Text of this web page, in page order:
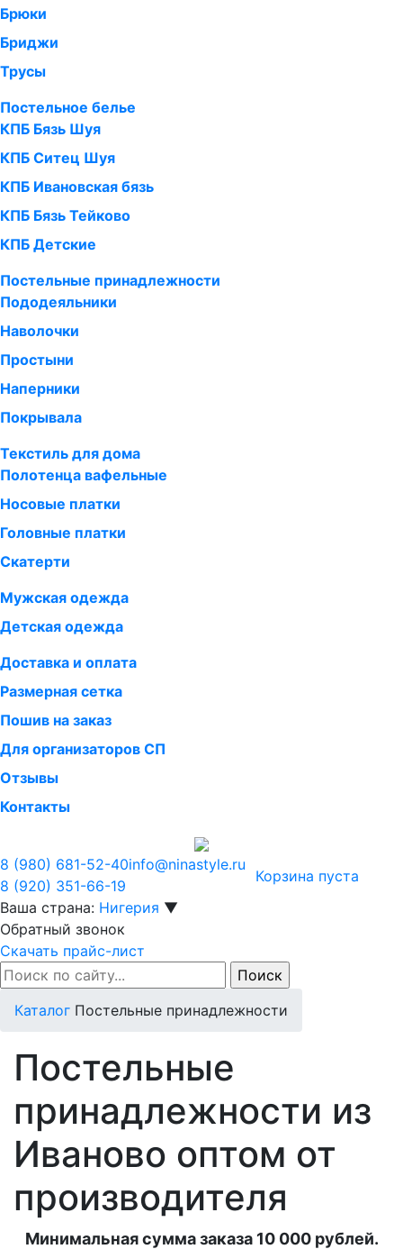
Брюки
Бриджи
Трусы
Постельное белье
КПБ Бязь Шуя
КПБ Ситец Шуя
КПБ Ивановская бязь
КПБ Бязь Тейково
КПБ Детские
Постельные принадлежности
Пододеяльники
Наволочки
Простыни
Наперники
Покрывала
Текстиль для дома
Полотенца вафельные
Носовые платки
Головные платки
Скатерти
Мужская одежда
Детская одежда
Доставка и оплата
Размерная сетка
Пошив на заказ
Для организаторов СП
Отзывы
Контакты
8 (980) 681-52-40
8 (920) 351-66-19
info@ninastyle.ru
Корзина пуста
Ваша страна: Нигерия ▼
Обратный звонок
Скачать прайс-лист
Каталог Постельные принадлежности
Постельные
принадлежности из
Иваново оптом от
производителя
Минимальная сумма заказа 10 000 рублей.